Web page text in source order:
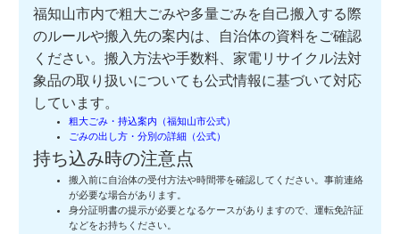
福知山市内で粗大ごみや多量ごみを自己搬入する際
のルールや搬入先の案内は、自治体の資料をご確認
ください。搬入方法や手数料、家電リサイクル法対
象品の取り扱いについても公式情報に基づいて対応
しています。
粗大ごみ・持込案内（福知山市公式）
ごみの出し方・分別の詳細（公式）
持ち込み時の注意点
搬入前に自治体の受付方法や時間帯を確認してください。事前連絡
が必要な場合があります。
身分証明書の提示が必要となるケースがありますので、運転免許証
などをお持ちください。